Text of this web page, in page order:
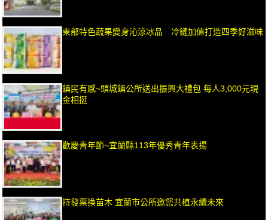
東部特色蔬果變身沁涼冰品 冷鏈加值打造四季好滋味
鎮民有感~頭城鎮公所送出振興大禮包 每人3,000元現
金相挺
歡慶青年節~宜蘭縣113年優秀青年表揚
持發票換苗木 宜蘭市公所邀您共植永續未來